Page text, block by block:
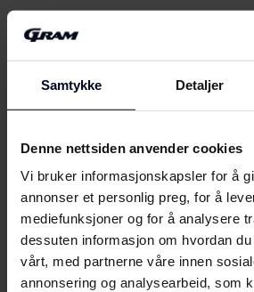
Samtykke Detaljer
Denne nettsiden anvender cookies
Vi bruker informasjonskapsler for å
annonser et personlig preg, for å
mediefunksjoner og for å analysere
dessuten informasjon om hvordan
vårt, med partnerne våre innen
annonsering og analysearbeid, som
Produktdatablad
Produktkort
(DK,EN,FI,SV,NO)
Brukerveiledning
Brukermanual
(DK,EN,FI,NO,SV)
MonteringsveiledningMøt